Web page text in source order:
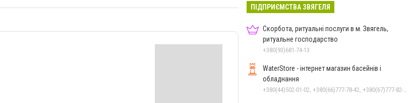
ПІДПРИЄМСТВА ЗВЯГЕЛЯ
Скорбота, ритуальні послуги в м. Звягель,
ритуальне господарство
+380(93)681-74-13
WaterStore - інтернет магазин басейнів і
обладнання
+380(44)502-01-02, +380(66)777-78-42, +380(67)777-82-19, +380(67)890-80-80, +380(73)890-80-80, +380(44)502-01-03